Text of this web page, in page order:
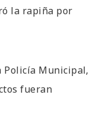
la rapiña por
Policía Municipal,
fueran